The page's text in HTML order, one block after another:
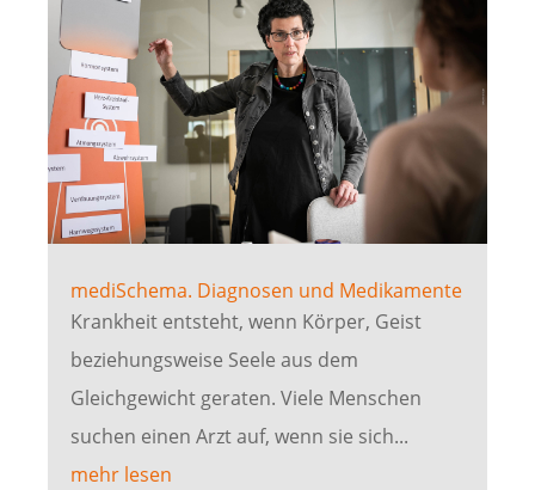
mediSchema. Diagnosen und Medikamente
Krankheit entsteht, wenn Körper, Geist
beziehungsweise Seele aus dem
Gleichgewicht geraten. Viele Menschen
suchen einen Arzt auf, wenn sie sich...
mehr lesen